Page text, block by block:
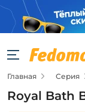
Фильтры
Цена
от
Главная Серия
Royal Bath